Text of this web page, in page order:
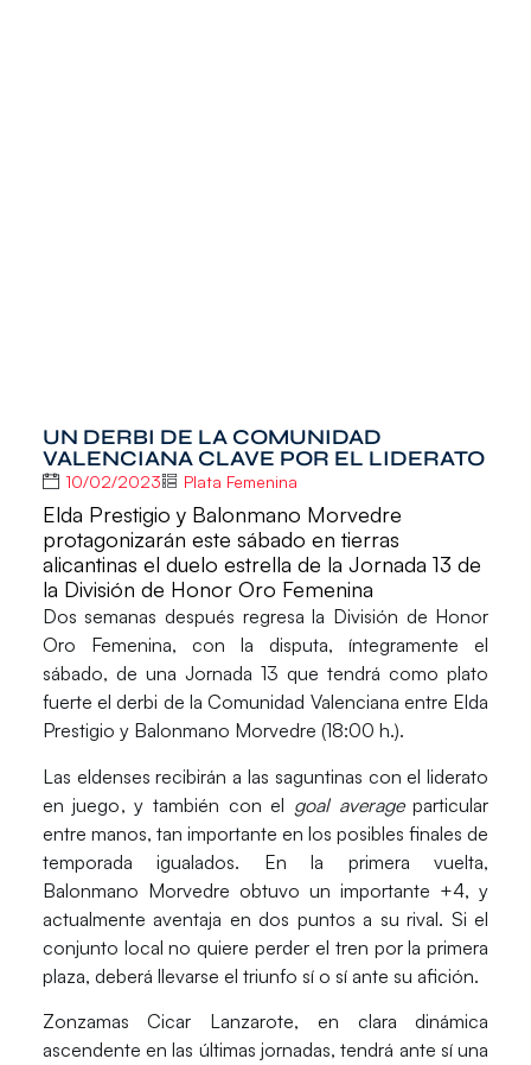
UN DERBI DE LA COMUNIDAD
VALENCIANA CLAVE POR EL LIDERATO
10/02/2023 Plata Femenina
Elda Prestigio y Balonmano Morvedre
protagonizarán este sábado en tierras
alicantinas el duelo estrella de la Jornada 13 de
la División de Honor Oro Femenina
Dos semanas después regresa la División de Honor
Oro Femenina, con la disputa, íntegramente el
sábado, de una Jornada 13que tendrá como plato
fuerte el derbi de la Comunidad Valenciana entre Elda
Prestigio y Balonmano Morvedre (18:00 h.).
Las eldenses recibirán a las saguntinas con elliderato
en juego, y también con el goal averageparticular
entre manos, tan importante en los posibles finales de
temporada igualados. En la primera vuelta,
Balonmano Morvedre obtuvo un importante +4, y
actualmente aventaja en dos puntos a su rival. Si el
conjunto local no quiere perder el tren por la primera
plaza, deberá llevarse el triunfo sí o sí ante su afición.
Zonzamas Cicar Lanzarote, en clara dinámica
ascendente en las últimas jornadas, tendrá ante sí una